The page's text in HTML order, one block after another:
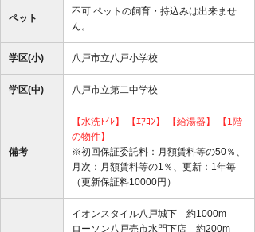
ペット
不可 ペットの飼育・持込みは出来ませ
ん。
学区(小) 八戸市立八戸小学校
学区(中) 八戸市立第二中学校
備考
【水洗ﾄｲﾚ】 【ｴｱｺﾝ】 【給湯器】
【1階
の物件】
※初回保証委託料：月額賃料等の50％、
月次：月額賃料等の1％、更新：1年毎
（更新保証料10000円）
イオンスタイル八戸城下 約1000m
ローソン八戸売市水門下店 約200m